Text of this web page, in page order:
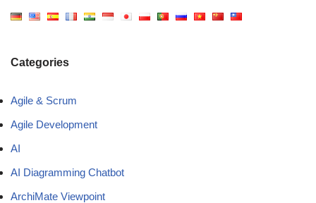
Categories
Agile & Scrum
Agile Development
AI
AI Diagramming Chatbot
ArchiMate Viewpoint